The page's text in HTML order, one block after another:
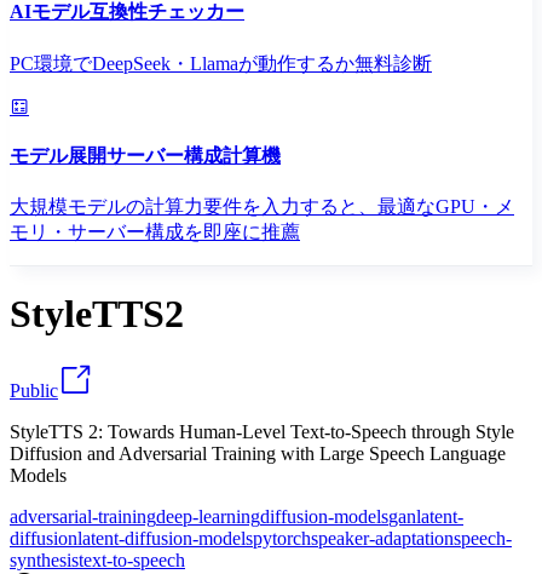
AIモデル互換性チェッカー
PC環境でDeepSeek・Llamaが動作するか無料診断
モデル展開サーバー構成計算機
大規模モデルの計算力要件を入力すると、最適なGPU・メ
モリ・サーバー構成を即座に推薦
StyleTTS2
Public
StyleTTS 2: Towards Human-Level Text-to-Speech through Style
Diffusion and Adversarial Training with Large Speech Language
Models
adversarial-trainingdeep-learningdiffusion-modelsganlatent-
diffusionlatent-diffusion-modelspytorchspeaker-adaptationspeech-
synthesistext-to-speech